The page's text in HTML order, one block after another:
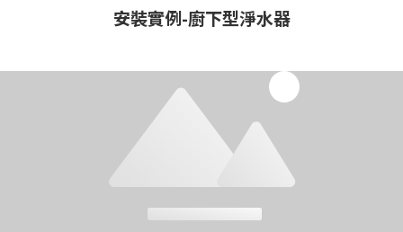
安裝實例-廚下型淨水器